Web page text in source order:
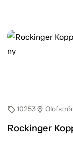
sell10253location_on
Rockinger